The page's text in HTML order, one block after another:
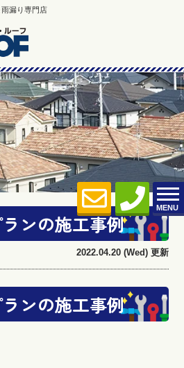
漏り専門店
MENU
ンの施工事例
2022.04.20 (Wed) 更新
ンの施工事例